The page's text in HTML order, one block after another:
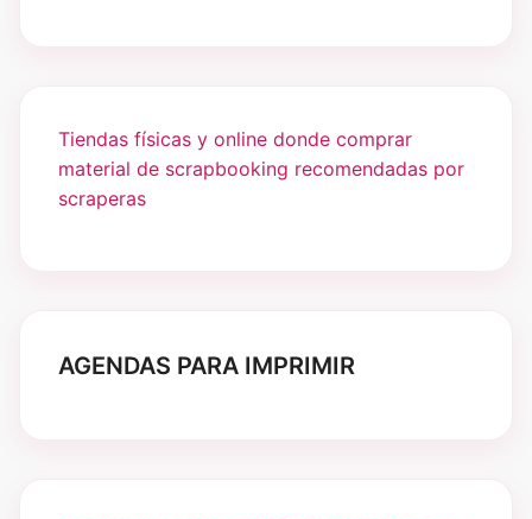
Tiendas físicas y online donde comprar
material de scrapbooking recomendadas por
scraperas
AGENDAS PARA IMPRIMIR